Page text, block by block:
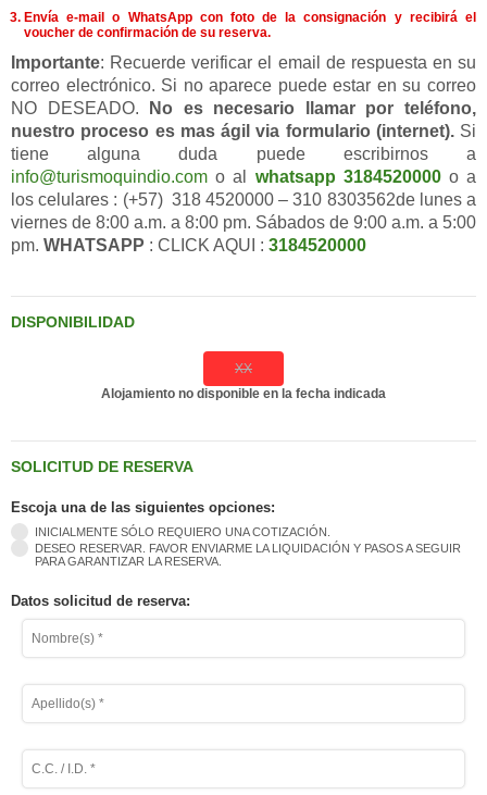
Envía e-mail o WhatsApp con foto de la consignación y recibirá el
voucher de confirmación de su reserva.
Importante: Recuerde verificar el email de respuesta en su
correo electrónico. Si no aparece puede estar en su correo
NO DESEADO.
No es necesario llamar por teléfono,
nuestro proceso es mas ágil via formulario (internet).Si
tiene alguna duda puede escribirnos a
info@turismoquindio.com o al whatsapp 3184520000o a
los celulares : (+57) 318 4520000 – 310 8303562de lunes a
viernes de 8:00 a.m. a 8:00 pm. Sábados de 9:00 a.m. a 5:00
pm. WHATSAPP : CLICK AQUI : 3184520000
DISPONIBILIDAD
XX
Alojamiento no disponible en la fecha indicada
SOLICITUD DE RESERVA
Escoja una de las siguientes opciones:
INICIALMENTE SÓLO REQUIERO UNA COTIZACIÓN.
DESEO RESERVAR. FAVOR ENVIARME LA LIQUIDACIÓN Y PASOS A SEGUIR
PARA GARANTIZAR LA RESERVA.
Datos solicitud de reserva: